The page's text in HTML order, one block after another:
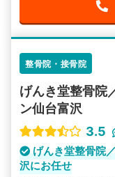
整骨院・接骨院
げんき堂整骨
ン仙台富沢
3.5
げんき堂整骨院
沢にお任せ